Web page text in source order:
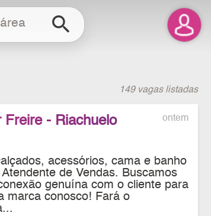
search
149 vagas listadas
ontem
- Riachuelo
acessórios, cama e banho
de Vendas. Buscamos
genuína com o cliente para
marca conosco! Fará o